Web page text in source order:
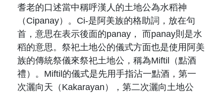
耆老的口述當中稱呼漢人的土地公為水稻神
（ Cipanay）。 Ci-是阿美族的格助詞，放在句
首，意思在表示後面的panay ， 而panay則是水
稻的意思。祭祀土地公的儀式方面也是使用阿美
族的傳統祭儀來祭祀土地公，稱為Miftil
（點酒
禮）。 Miftil 的儀式是先用手指沾一點酒，第一
次灑向天（ Kakarayan ），第二次灑向土地公